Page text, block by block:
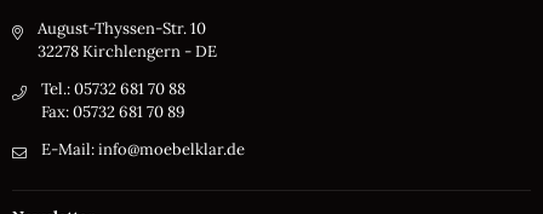
August-Thyssen-Str. 10
32278 Kirchlengern - DE
Tel.: 05732 681 70 88
Fax: 05732 681 70 89
E-Mail: info@moebelklar.de